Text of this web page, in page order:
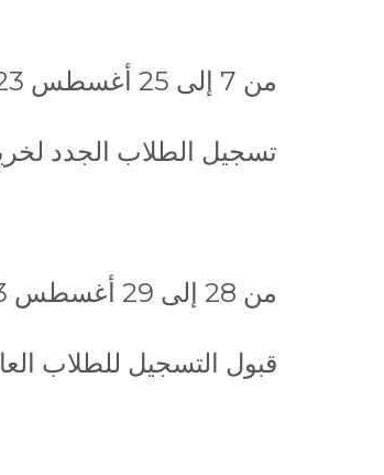
من 7 إلى 25 أغسطس 2023
تسجيل الطلاب الجدد لخريف
من 28 إلى 29 أغسطس 2023
قبول التسجيل للطلاب